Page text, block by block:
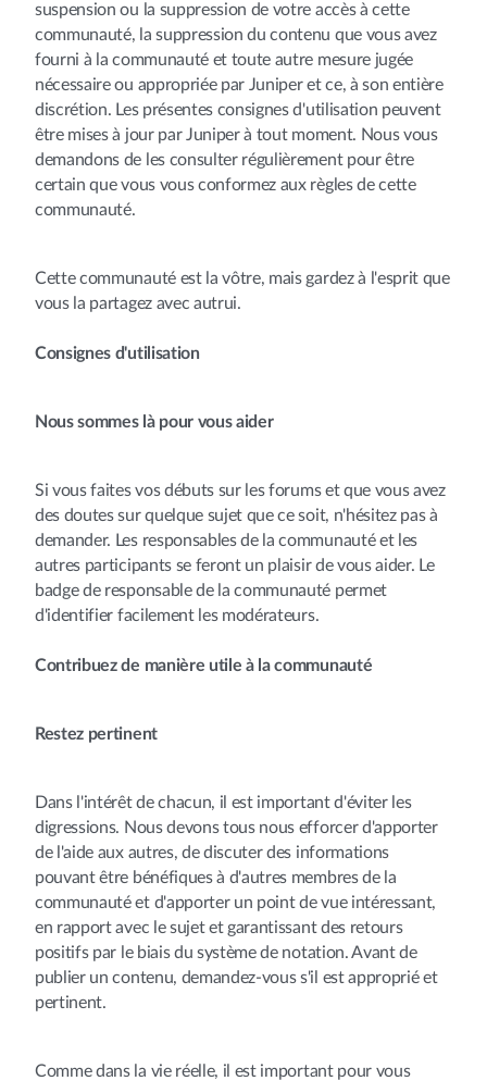
suspension ou la suppression de votre accès à cette
communauté, la suppression du contenu que vous avez
fourni à la communauté et toute autre mesure jugée
nécessaire ou appropriée par Juniper et ce, à son entière
discrétion. Les présentes consignes d'utilisation peuvent
être mises à jour par Juniper à tout moment. Nous vous
demandons de les consulter régulièrement pour être
certain que vous vous conformez aux règles de cette
communauté.
Cette communauté est la vôtre, mais gardez à l'esprit que
vous la partagez avec autrui.
Consignes d'utilisation
Nous sommes là pour vous aider
Si vous faites vos débuts sur les forums et que vous avez
des doutes sur quelque sujet que ce soit, n'hésitez pas à
demander. Les responsables de la communauté et les
autres participants se feront un plaisir de vous aider. Le
badge de responsable de la communauté permet
d'identifier facilement les modérateurs.
Contribuez de manière utile à la communauté
Restez pertinent
Dans l'intérêt de chacun, il est important d'éviter les
digressions. Nous devons tous nous efforcer d'apporter
de l'aide aux autres, de discuter des informations
pouvant être bénéfiques à d'autres membres de la
communauté et d'apporter un point de vue intéressant,
en rapport avec le sujet et garantissant des retours
positifs par le biais du système de notation. Avant de
publier un contenu, demandez-vous s'il est approprié et
pertinent.
Comme dans la vie réelle, il est important pour vous